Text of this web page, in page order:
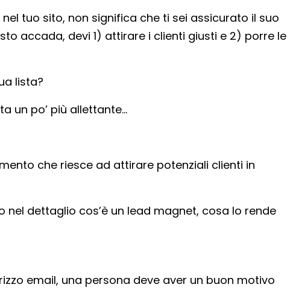
tuo sito, non significa che ti sei assicurato il suo
accada, devi 1) attirare i clienti giusti e 2) porre le
lista?
un po’ più allettante…
che riesce ad attirare potenziali clienti in
dettaglio cos’è un lead magnet, cosa lo rende
email, una persona deve aver un buon motivo